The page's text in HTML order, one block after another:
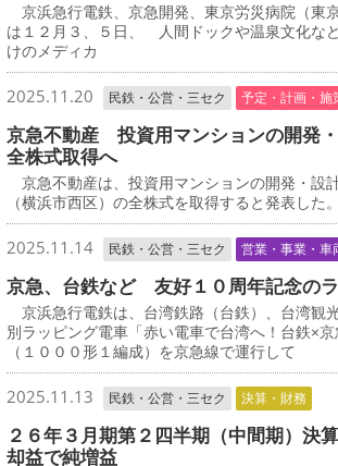
京浜急行電鉄、京急開発、東京労災病院（東
は１２月３、５日、 人間ドックや温泉文化な
けのメディカ
2025.11.20 民鉄・公営・三セク 予定・計画・施
京急不動産 投資用マンションの開発
全株式取得へ
京急不動産は、投資用マンションの開発・設
（横浜市西区）の全株式を取得すると発表した
2025.11.14 民鉄・公営・三セク 営業・事業・車
京急、台鉄など 友好１０周年記念の
京浜急行電鉄は、台湾鉄路（台鉄）、台湾観
別ラッピング電車「赤い電車で台湾へ！台鉄×京
（１０００形１編成）を京急線で運行して
2025.11.13 民鉄・公営・三セク 決算・財務
２６年３月期第２四半期（中間期）
却益で純増益